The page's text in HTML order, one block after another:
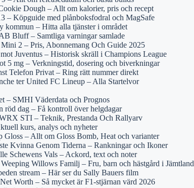
Dough – Allt om kalorier, pris och recept
– Köpguide med plånboksfodral och MagSafe
kommun – Hitta alla tjänster i området
Bluff – Samtliga varningar samlade
2 – Pris, Abonnemang Och Guide 2025
Juventus – Historisk skräll i Champions League
5 mg – Verkningstid, dosering och biverkningar
Telefon Privat – Ring rätt nummer direkt
ter United FC Lineup – Alla Startelvor
– SMHI Väderdata och Prognos
röd dag – Få kontroll över helgdagar
STI – Teknik, Prestanda Och Rallyarv
kurs, analys och nyheter
Gloss – Allt om Gloss Bomb, Heat och varianter
Kvinna Genom Tiderna – Rankningar och Ikoner
Schewens Vals – Ackord, text och noter
Willows Familj – Fru, barn och hästgård i Jämtland
stream – Här ser du Sally Bauers film
Worth – Så mycket är F1-stjärnan värd 2026